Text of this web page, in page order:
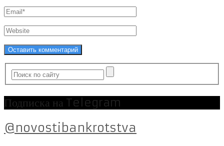
Подписка на Telegram
@novostibankrotstva